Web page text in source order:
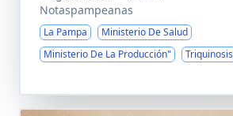
Notaspampeanas
La Pampa
Ministerio De Salud
Ministerio De La Producción"
Triquinosis